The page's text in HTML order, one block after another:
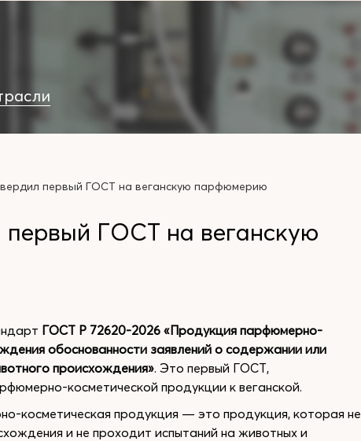
первый ГОСТ на веганскую парфюмерию
первый ГОСТ на веганскую
ГОСТ Р 72620-2026 «Продукция парфюмерно-
обоснованности заявлений о содержании или
происхождения». Это первый ГОСТ,
косметической продукции к веганской.
косметическая продукция — это продукция, которая не
и не проходит испытаний на животных и